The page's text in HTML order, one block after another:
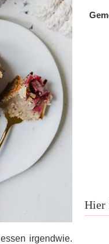
irgendwie.
Hier